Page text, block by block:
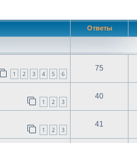
Ответы
1 2 3 4 5 6
75
1 2 3
40
1 2 3
41